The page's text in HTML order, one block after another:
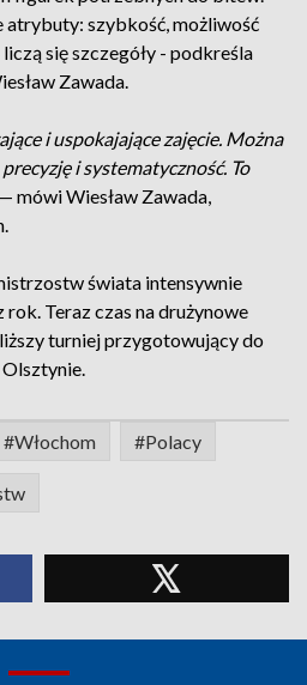
atrybuty: szybkość, możliwość
się szczegóły - podkreśla
Zawada.
i uspokajające zajęcie. Można
i systematyczność. To
mówi Wiesław Zawada,
świata intensywnie
Teraz czas na drużynowe
turniej przygotowujący do
#Włochom #Polacy